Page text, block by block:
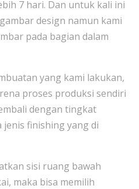
7 hari. Dan untuk kali ini
design namun kami
pada bagian dalam
yang kami lakukan,
proses produksi sendiri
dengan tingkat
jenis finishing yang di
sisi ruang bawah
maka bisa memilih